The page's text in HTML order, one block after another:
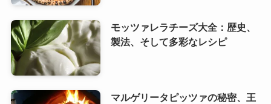
モッツァレラチーズ大全：歴史、
製法、そして多彩なレシピ
マルゲリータピッツァの秘密、王